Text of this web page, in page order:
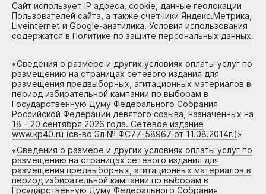
Сайт использует IP адреса, cookie, данные геолокации
Пользователей сайта, а также счетчики Яндекс.Метрика,
Liveinternet и Google-анатилика. Условия использования
содержатся в Политике по защите персональных данных.
«Сведения о размере и других условиях оплаты услуг по
размещению на страницах сетевого издания для
размещения предвыборных, агитационных материалов в
период избирательной кампании по выборам в
Государственную Думу Федерального Собрания
Российской Федерации девятого созыва, назначенных на
18 – 20 сентября 2026 года. Сетевое издание
www.kp40.ru (св-во Эл № ФС77-58967 от 11.08.2014г.)»
«Сведения о размере и других условиях оплаты услуг по
размещению на страницах сетевого издания для
размещения предвыборных, агитационных материалов в
период избирательной кампании по выборам в
Государственную Думу Федерального Собрания